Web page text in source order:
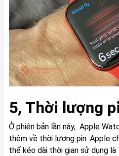
5, Thời lượng
Ở phiên bản lần này, Apple
thêm về thời lượng pin. Apple
thể kéo dài thời gian sử dụng